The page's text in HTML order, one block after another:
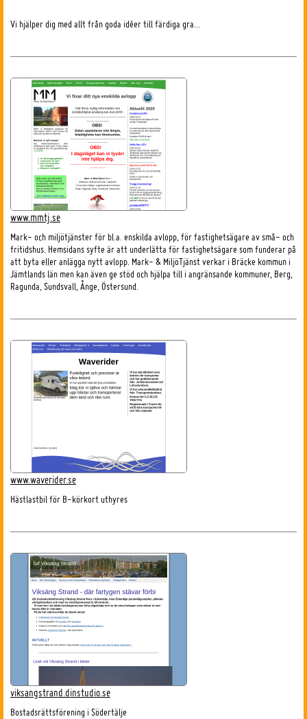
Vi hjälper dig med allt från goda idéer till färdiga gra…
www.mmtj.se
Mark- och miljötjänster för bl.a. enskilda avlopp, för fastighetsägare av små- och
fritidshus. Hemsidans syfte är att underlätta för fastighetsägare som funderar på
att byta eller anlägga nytt avlopp. Mark- & MiljöTjänst verkar i Bräcke kommun i
Jämtlands län men kan även ge stöd och hjälpa till i angränsande kommuner, Berg,
Ragunda, Sundsvall, Ånge, Östersund.
www.waverider.se
Hästlastbil för B-körkort uthyres
viksangstrand.dinstudio.se
Bostadsrättsförening i Södertälje